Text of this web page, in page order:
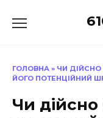
до
ГОЛОВНА » ЧИ
ЙОГО ПОТЕНЦІЙНИЙ
Чи